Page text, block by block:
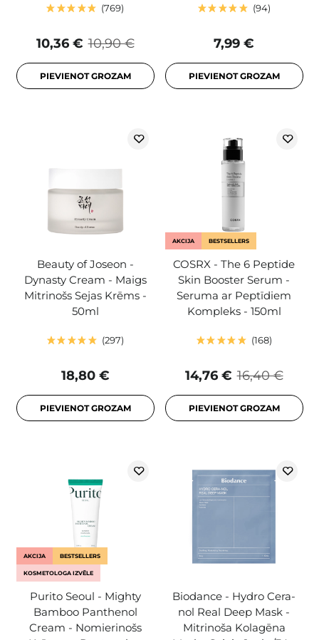
769
10,90 €
10,36 €
PIEVIENOT GROZAM
94
7,99 €
PIEVIENOT GROZAM
Beauty of Joseon -
Dynasty Cream - Maigs
Mitrinošs Sejas Krēms -
50ml
297
18,80 €
PIEVIENOT GROZAM
AKCIJA BESTSELLERS
COSRX - The 6 Peptide
Skin Booster Serum -
Seruma ar Peptīdiem
Kompleks - 150ml
168
16,40 €
14,76 €
PIEVIENOT GROZAM
AKCIJA BESTSELLERS
KOSMETOLOGA IZVĒLE
Purito Seoul - Mighty
Bamboo Panthenol
Cream - Nomierinošs
Biodance - Hydro Cera-
nol Real Deep Mask -
Mitrinoša Kolagēna